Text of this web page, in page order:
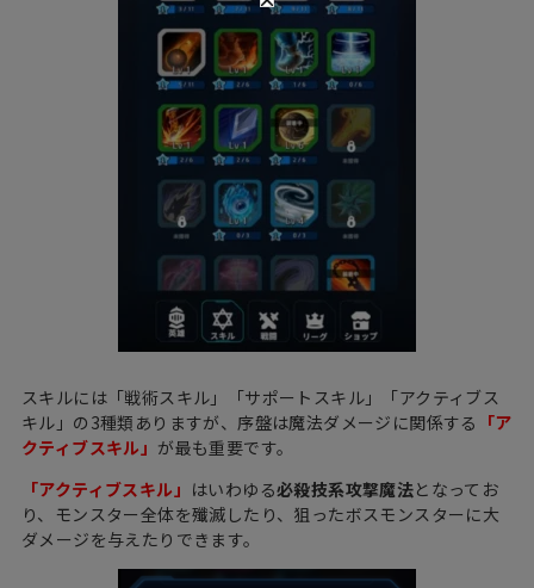
スキルには「戦術スキル」「サポートスキル」「アクティブス
キル」の3種類ありますが、序盤は魔法ダメージに関係する 「ア
クティブスキル」 が最も重要です。
「アクティブスキル」 はいわゆる必殺技系攻撃魔法となってお
り、モンスター全体を殲滅したり、狙ったボスモンスターに大
ダメージを与えたりできます。